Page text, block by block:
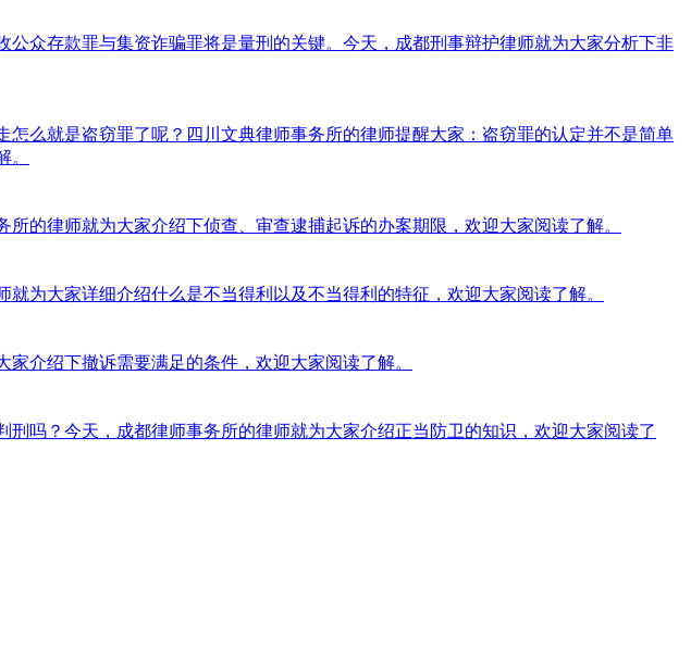
众存款罪与集资诈骗罪将是量刑的关键。今天，成都刑事辩护律师就为大家分析下非
么就是盗窃罪了呢？四川文典律师事务所的律师提醒大家：盗窃罪的认定并不是简单
的律师就为大家介绍下侦查、审查逮捕起诉的办案期限，欢迎大家阅读了解。
为大家详细介绍什么是不当得利以及不当得利的特征，欢迎大家阅读了解。
介绍下撤诉需要满足的条件，欢迎大家阅读了解。
吗？今天，成都律师事务所的律师就为大家介绍正当防卫的知识，欢迎大家阅读了